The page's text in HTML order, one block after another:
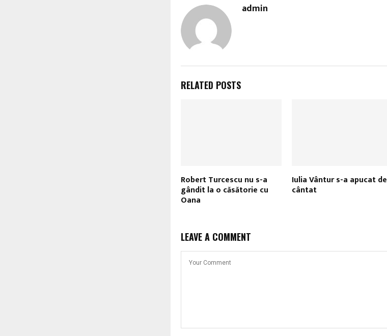
admin
RELATED POSTS
Robert Turcescu nu s-a
gândit la o căsătorie cu
Oana
Iulia Vântur s-a apucat de
cântat
LEAVE A COMMENT